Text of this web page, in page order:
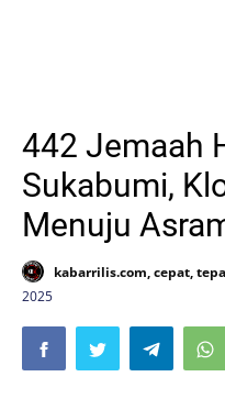
442 Jemaah
Sukabumi,
Menuju
kabarrilis.com, cepat,
2025